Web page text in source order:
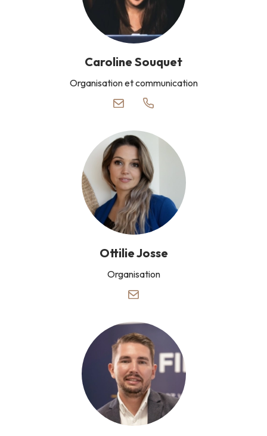
Caroline Souquet
Organisation et communication
Ottilie Josse
Organisation